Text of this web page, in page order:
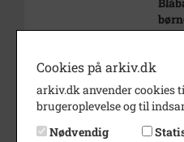
Her
Årstal
1996
Dateringsnote
21.
Cookies på arkiv.dk
arkiv.dk anvender cookies
brugeroplevelse og til
Nødvendig